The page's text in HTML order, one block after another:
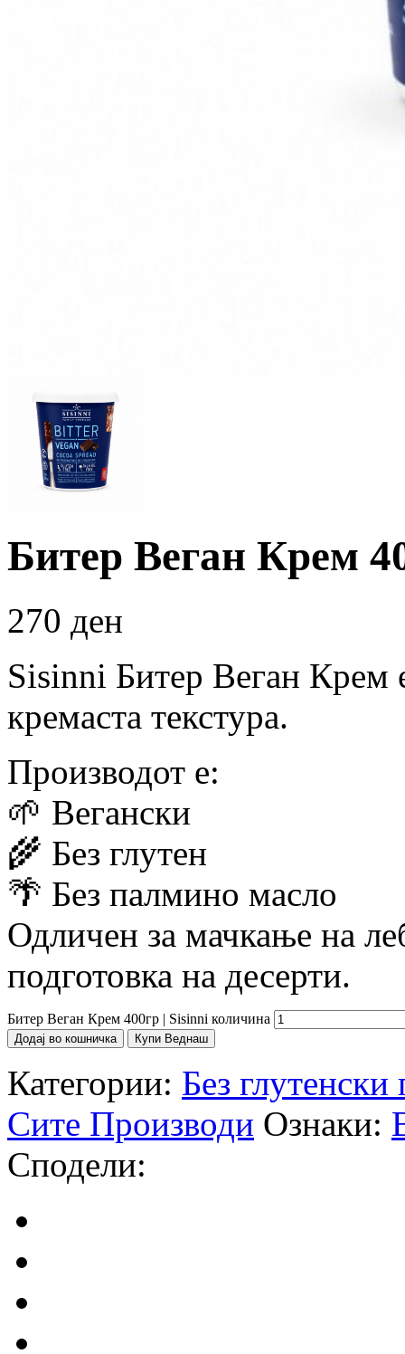
Битер Веган Крем
270 ден
Sisinni Битер Веган Крем
кремаста текстура.
Производот е:
🌱 Вегански
🌾 Без глутен
🌴 Без палмино масло
Одличен за мачкање на
подготовка на десерти.
Битер Веган Крем 400гр | Sisinni количина
Додај во кошничка Купи Веднаш
Категории: Без
Сите Производи Ознаки:
Сподели: